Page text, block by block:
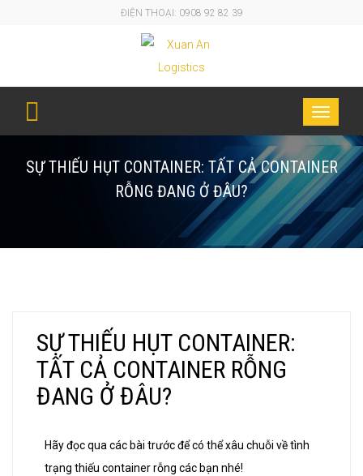
ĐIỆN THOẠI: 0908 92 82 39
Toggle
SỰ THIẾU HỤT CONTAINER: TẤT CẢ CONTAINER
RỖNG ĐANG Ở ĐÂU?
SỰ THIẾU HỤT CONTAINER:
TẤT CẢ CONTAINER RỖNG
ĐANG Ở ĐÂU?
Hãy đọc qua các bài trước để có thể xâu chuỗi về tình
trạng thiếu container rỗng các bạn nhé!